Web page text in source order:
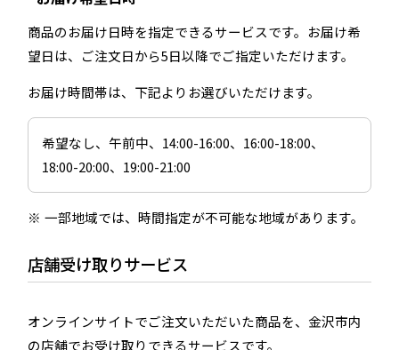
商品のお届け日時を指定できるサービスです。お届け希
望日は、ご注文日から5日以降でご指定いただけます。
お届け時間帯は、下記よりお選びいただけます。
希望なし、午前中、14:00-16:00、16:00-18:00、
18:00-20:00、19:00-21:00
一部地域では、時間指定が不可能な地域があります。
店舗受け取りサービス
オンラインサイトでご注文いただいた商品を、金沢市内
の店舗でお受け取りできるサービスです。